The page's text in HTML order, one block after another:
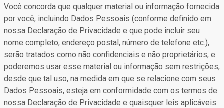
Você concorda que qualquer material ou informação fornecida
por você, incluindo Dados Pessoais (conforme definido em
nossa Declaração de Privacidade e que pode incluir seu
nome completo, endereço postal, número de telefone etc.),
serão tratados como não confidenciais e não proprietários, e
poderemos usar esse material ou informação sem restrições,
desde que tal uso, na medida em que se relacione com seus
Dados Pessoais, esteja em conformidade com os termos de
nossa Declaração de Privacidade e quaisquer leis aplicáveis.